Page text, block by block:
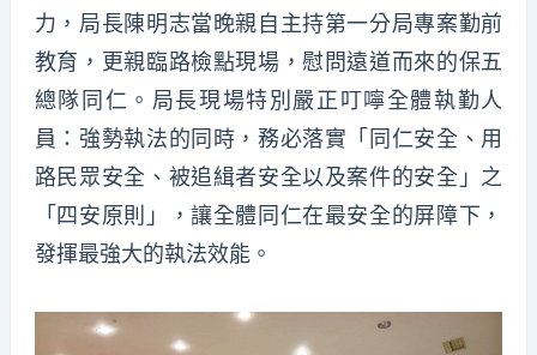
力，局長陳明志當晚親自主持第一分局專案勤前
教育，更親臨路檢點現場，慰問遠道而來的保五
總隊同仁。局長現場特別嚴正叮嚀全體執勤人
員：強勢執法的同時，務必落實「同仁安全、用
路民眾安全、被追緝者安全以及案件的安全」之
「四安原則」，讓全體同仁在最安全的屏障下，
發揮最強大的執法效能。